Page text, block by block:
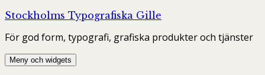
Hoppa
innehåll
Stockholms Typografiska Gille
För god form, typografi, grafiska produkter och tjänster
Meny och widgets